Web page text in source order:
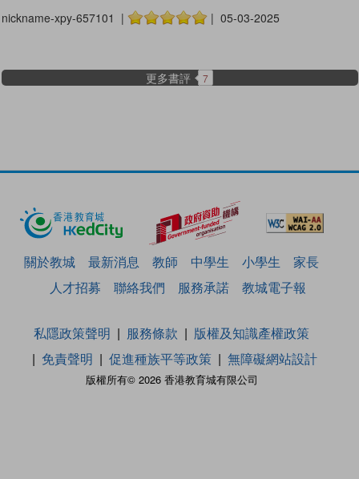
nickname-xpy-657101 | | 05-03-2025
更多書評 7
關於教城 最新消息 教師 中學生 小學生
家長
人才招募
聯絡我們 服務承諾 教城電子報
版權所有© 2026 香港教育城有限公司
私隱政策聲明 服務條款
版權及知識產權政策
免責聲明
促進種族平等政策 無障礙網站設計